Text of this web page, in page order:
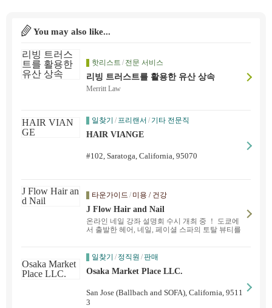
You may also like...
핫리스트 / 전문 서비스
리빙 트러스트를 활용한 유산 상속
Merritt Law
일찾기 / 프리랜서 / 기타 전문직
HAIR VIANGE
#102, Saratoga, California, 95070
타운가이드 / 미용 / 건강
J Flow Hair and Nail
온라인 네일 강좌 설명회 수시 개최 중 ！ 도쿄에
서 출발한 헤어, 네일, 페이셜 스파의 토탈 뷰티를
산 ☆ 완전 예약제로 여러분의 방문을 기다리고
있습니다 ♡
일찾기 / 정직원 /판매
Osaka Market Place LLC.
San Jose (Ballbach and SOFA), California, 9511
3